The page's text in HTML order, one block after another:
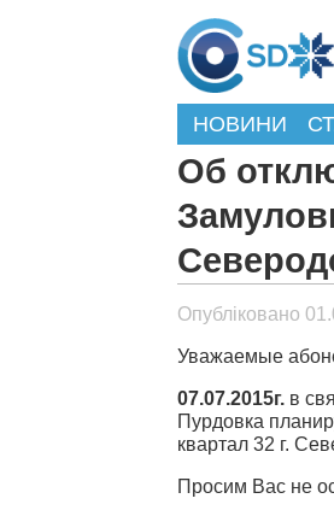
НОВИНИ
Об
Опубліковано
Уважаемые
07.07.2015г. в
Пурдовка
квартал 32 г.
Просим Вас не